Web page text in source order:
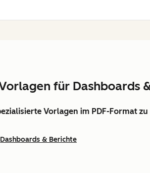
für Dashboards
Vorlagen im PDF-Format
Dashboards & Berichte